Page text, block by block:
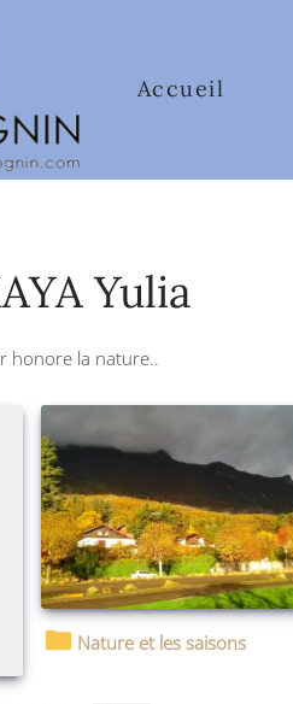
Accueil
Yulia
honore la nature..
Nature et les saisons